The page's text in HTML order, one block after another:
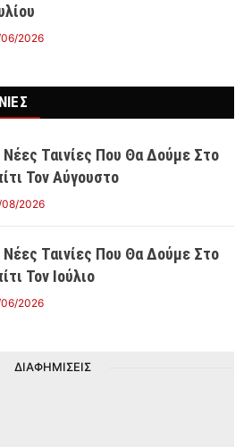
2026
Νέες Ταινίες Που Θα Δούμε Στο
Τον Αύγουστο
2026
Νέες Ταινίες Που Θα Δούμε Στο
Τον Ιούλιο
2026
ΔΙΑΦΗΜΙΣΕΙΣ